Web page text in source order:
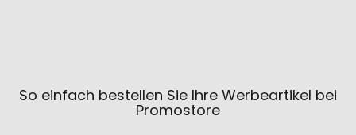
So einfach bestellen Sie Ihre Werbeartikel bei
Promostore